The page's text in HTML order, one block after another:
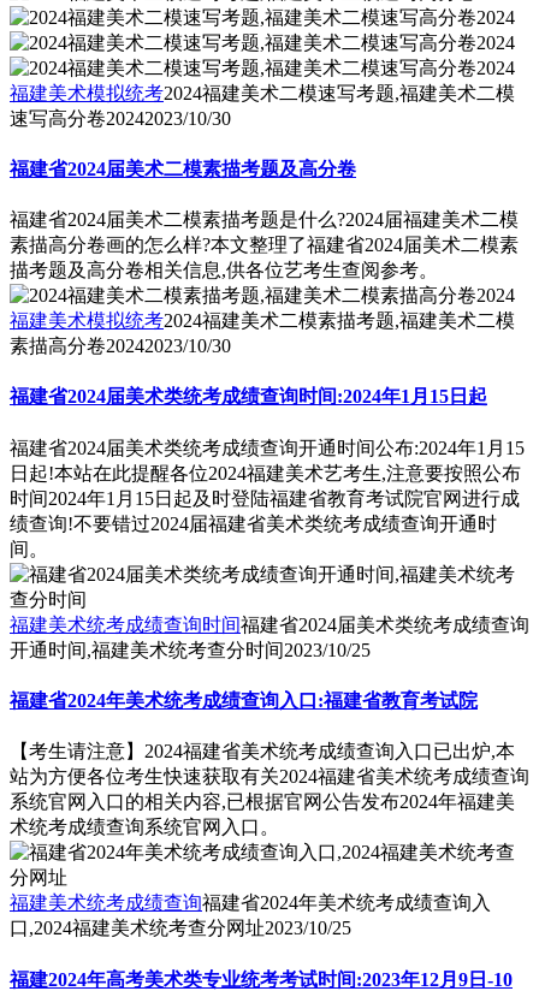
福建美术模拟统考2024福建美术二模速写考题,福建美术二模
速写高分卷20242023/10/30
福建省2024届美术二模素描考题及高分卷
福建省2024届美术二模素描考题是什么?2024届福建美术二模
素描高分卷画的怎么样?本文整理了福建省2024届美术二模素
描考题及高分卷相关信息,供各位艺考生查阅参考。
福建美术模拟统考2024福建美术二模素描考题,福建美术二模
素描高分卷20242023/10/30
福建省2024届美术类统考成绩查询时间:2024年1月15日起
福建省2024届美术类统考成绩查询开通时间公布:2024年1月15
日起!本站在此提醒各位2024福建美术艺考生,注意要按照公布
时间2024年1月15日起及时登陆福建省教育考试院官网进行成
绩查询!不要错过2024届福建省美术类统考成绩查询开通时
间。
福建美术统考成绩查询时间福建省2024届美术类统考成绩查询
开通时间,福建美术统考查分时间2023/10/25
福建省2024年美术统考成绩查询入口:福建省教育考试院
【考生请注意】2024福建省美术统考成绩查询入口已出炉,本
站为方便各位考生快速获取有关2024福建省美术统考成绩查询
系统官网入口的相关内容,已根据官网公告发布2024年福建美
术统考成绩查询系统官网入口。
福建美术统考成绩查询福建省2024年美术统考成绩查询入
口,2024福建美术统考查分网址2023/10/25
福建2024年高考美术类专业统考考试时间:2023年12月9日-10